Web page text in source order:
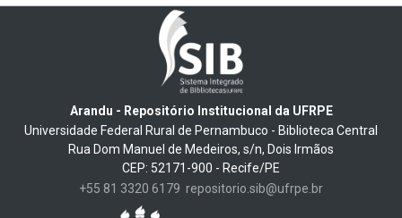
Arandu - Repositório Institucional da UFRPE
Universidade Federal Rural de Pernambuco - Biblioteca Central
Rua Dom Manuel de Medeiros, s/n, Dois Irmãos
CEP: 52171-900 - Recife/PE
+55 81 3320 6179 repositorio.sib@ufrpe.br